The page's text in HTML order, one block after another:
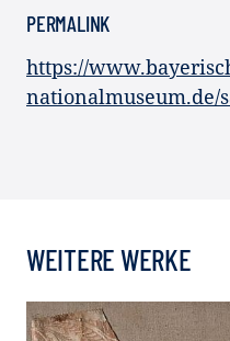
PERMALINK
https://
nationalmuseum.de/
WEITERE WERKE